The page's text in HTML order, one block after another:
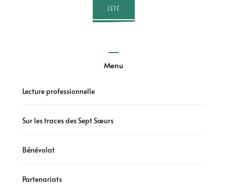
L'ÉTÉ
Menu
Lecture professionnelle
Sur les traces des Sept Sœurs
Bénévolat
Partenariats